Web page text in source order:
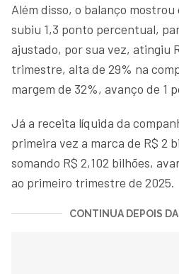
Além disso, o balanço
subiu 1,3 ponto percentual,
ajustado, por sua vez, atingiu
trimestre, alta de 29% na
margem de 32%, avanço de 1
Já a receita líquida da
primeira vez a marca de R$ 2
somando R$ 2,102 bilhões,
ao primeiro trimestre de 2025.
CONTINUA DEPOIS